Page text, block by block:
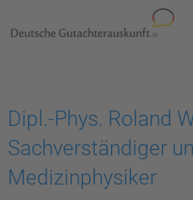
Dipl.-Phys. Roland
Sachverständiger
Medizinphysiker